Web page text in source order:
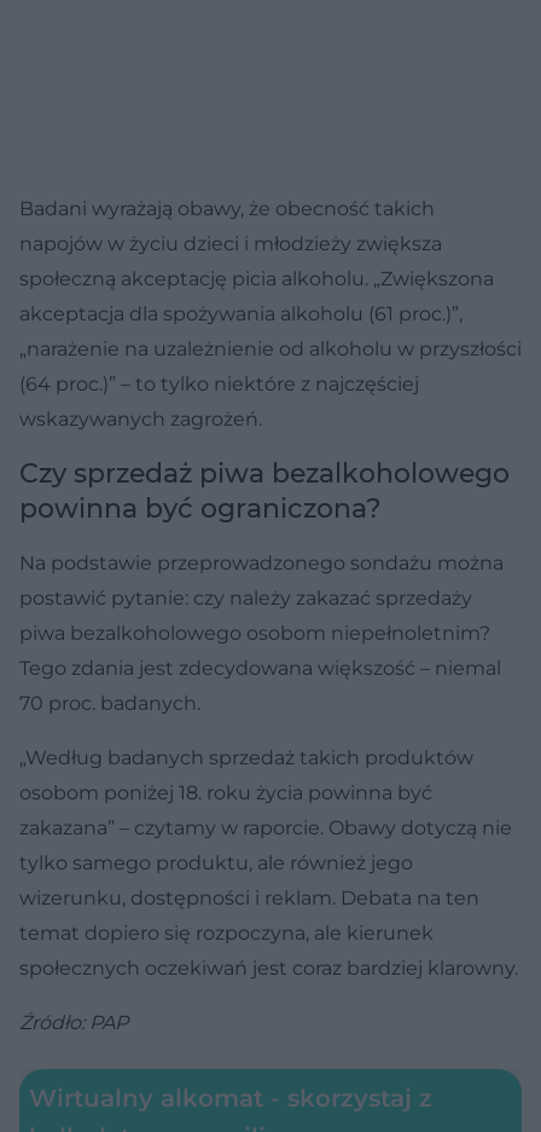
Badani wyrażają obawy, że obecność takich
napojów w życiu dzieci i młodzieży zwiększa
społeczną akceptację picia alkoholu. „Zwiększona
akceptacja dla spożywania alkoholu (61 proc.)”,
„narażenie na uzależnienie od alkoholu w przyszłości
(64 proc.)” – to tylko niektóre z najczęściej
wskazywanych zagrożeń.
Czy sprzedaż piwa bezalkoholowego
powinna być ograniczona?
Na podstawie przeprowadzonego sondażu można
postawić pytanie: czy należy zakazać sprzedaży
piwa bezalkoholowego osobom niepełnoletnim?
Tego zdania jest zdecydowana większość – niemal
70 proc. badanych.
„Według badanych sprzedaż takich produktów
osobom poniżej 18. roku życia powinna być
zakazana” – czytamy w raporcie. Obawy dotyczą nie
tylko samego produktu, ale również jego
wizerunku, dostępności i reklam. Debata na ten
temat dopiero się rozpoczyna, ale kierunek
społecznych oczekiwań jest coraz bardziej klarowny.
Źródło: PAP
Wirtualny alkomat - skorzystaj z